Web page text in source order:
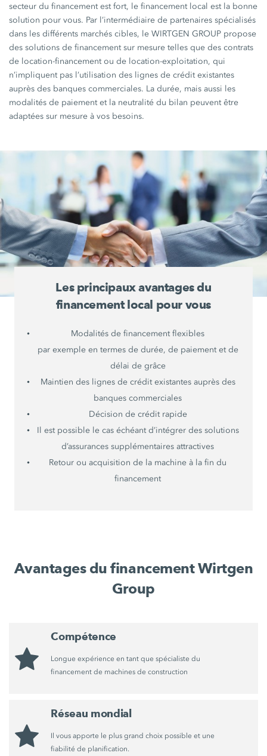
secteur du financement est fort, le financement local est la bonne
solution pour vous. Par l’intermédiaire de partenaires spécialisés
dans les différents marchés cibles, le WIRTGEN GROUP propose
des solutions de financement sur mesure telles que des contrats
de location-financement ou de location-exploitation, qui
n’impliquent pas l’utilisation des lignes de crédit existantes
auprès des banques commerciales. La durée, mais aussi les
modalités de paiement et la neutralité du bilan peuvent être
adaptées sur mesure à vos besoins.
Les principaux avantages du
financement local pour vous
Modalités de financement flexibles
par exemple en termes de durée, de paiement et de
délai de grâce
Maintien des lignes de crédit existantes auprès des
banques commerciales
Décision de crédit rapide
Il est possible le cas échéant d’intégrer des solutions
d’assurances supplémentaires attractives
Retour ou acquisition de la machine à la fin du
financement
Avantages du financement Wirtgen
Group
Compétence
Longue expérience en tant que spécialiste du
financement de machines de construction
Réseau mondial
Il vous apporte le plus grand choix possible et une
fiabilité de planification.